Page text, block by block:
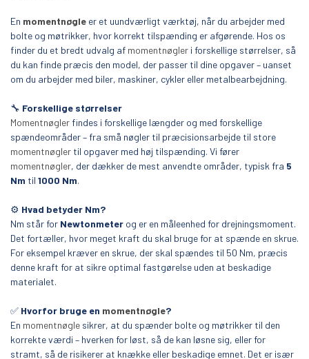
En momentnøgle er et uundværligt værktøj, når du arbejder med
bolte og møtrikker, hvor korrekt tilspænding er afgørende. Hos os
finder du et bredt udvalg af momentnøgler i forskellige størrelser, så
du kan finde præcis den model, der passer til dine opgaver – uanset
om du arbejder med biler, maskiner, cykler eller metalbearbejdning.
🔧 Forskellige størrelser
Momentnøgler findes i forskellige længder og med forskellige
spændeområder – fra små nøgler til præcisionsarbejde til store
momentnøgler til opgaver med høj tilspænding. Vi fører
momentnøgler, der dækker de mest anvendte områder, typisk fra 5
Nm til 1000 Nm.
⚙️ Hvad betyder Nm?
Nm står for Newtonmeter og er en måleenhed for drejningsmoment.
Det fortæller, hvor meget kraft du skal bruge for at spænde en skrue.
For eksempel kræver en skrue, der skal spændes til 50 Nm, præcis
denne kraft for at sikre optimal fastgørelse uden at beskadige
materialet.
✅ Hvorfor bruge en momentnøgle?
En momentnøgle sikrer, at du spænder bolte og møtrikker til den
korrekte værdi – hverken for løst, så de kan løsne sig, eller for
stramt, så de risikerer at knække eller beskadige emnet. Det er især